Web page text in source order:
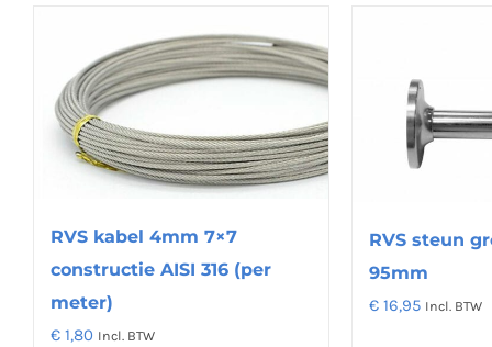
RVS kabel 4mm 7×7
constructie AISI 316 (per
meter)
€ 1,80 Incl. BTW
RVS steun
95mm
€ 16,95 Incl. BTW